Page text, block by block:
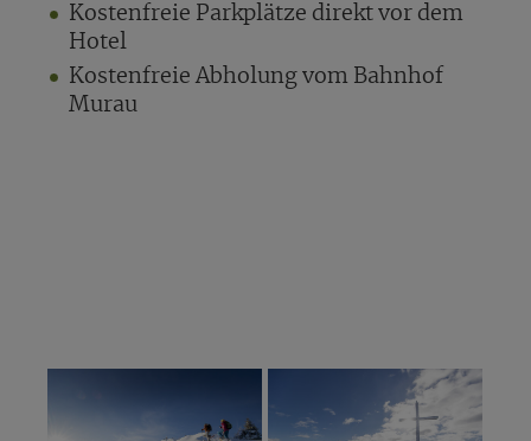
Kostenfreie Parkplätze direkt vor dem
Hotel
Kostenfreie Abholung vom Bahnhof
Murau